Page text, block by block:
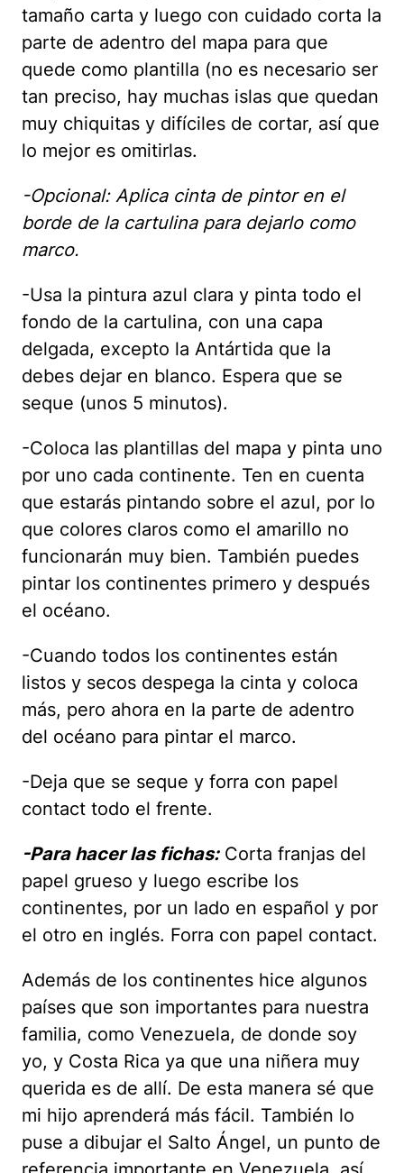
tamaño carta y luego con cuidado corta la
parte de adentro del mapa para que
quede como plantilla (no es necesario ser
tan preciso, hay muchas islas que quedan
muy chiquitas y difíciles de cortar, así que
lo mejor es omitirlas.
-Opcional: Aplica cinta de pintor en el
borde de la cartulina para dejarlo como
marco.
-Usa la pintura azul clara y pinta todo el
fondo de la cartulina, con una capa
delgada, excepto la Antártida que la
debes dejar en blanco. Espera que se
seque (unos 5 minutos).
-Coloca las plantillas del mapa y pinta uno
por uno cada continente. Ten en cuenta
que estarás pintando sobre el azul, por lo
que colores claros como el amarillo no
funcionarán muy bien. También puedes
pintar los continentes primero y después
el océano.
-Cuando todos los continentes están
listos y secos despega la cinta y coloca
más, pero ahora en la parte de adentro
del océano para pintar el marco.
-Deja que se seque y forra con papel
contact todo el frente.
-Para hacer las fichas:Corta franjas del
papel grueso y luego escribe los
continentes, por un lado en español y por
el otro en inglés. Forra con papel contact.
Además de los continentes hice algunos
países que son importantes para nuestra
familia, como Venezuela, de donde soy
yo, y Costa Rica ya que una niñera muy
querida es de allí. De esta manera sé que
mi hijo aprenderá más fácil. También lo
puse a dibujar el Salto Ángel, un punto de